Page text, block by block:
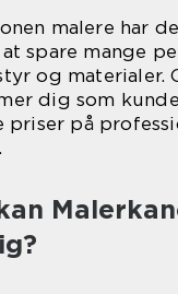
malere har
spare mange
og materialer.
dig som
priser på